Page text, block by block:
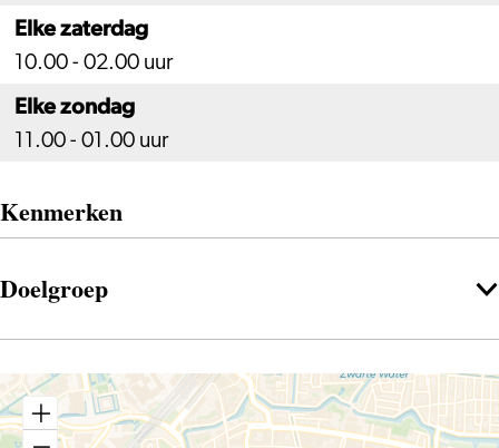
Elke zaterdag
10.00 - 02.00 uur
Elke zondag
11.00 - 01.00 uur
Kenmerken
Doelgroep